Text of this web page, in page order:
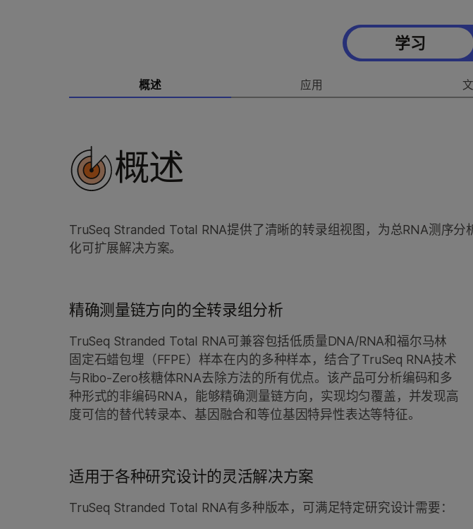
学习
概述 应用
概述
TruSeq Stranded Total RNA提供了清晰的转录组视图，为总RNA测序分
化可扩展解决方案。
精确测量链方向的全转录组分析
TruSeq Stranded Total RNA可兼容包括低质量DNA/RNA和福尔马林
固定石蜡包埋（FFPE）样本在内的多种样本，结合了TruSeq RNA技术
与Ribo-Zero核糖体RNA去除方法的所有优点。该产品可分析编码和多
种形式的非编码RNA，能够精确测量链方向，实现均匀覆盖，并发现高
度可信的替代转录本、基因融合和等位基因特异性表达等特征。
适用于各种研究设计的灵活解决方案
TruSeq Stranded Total RNA有多种版本，可满足特定研究设计需要：